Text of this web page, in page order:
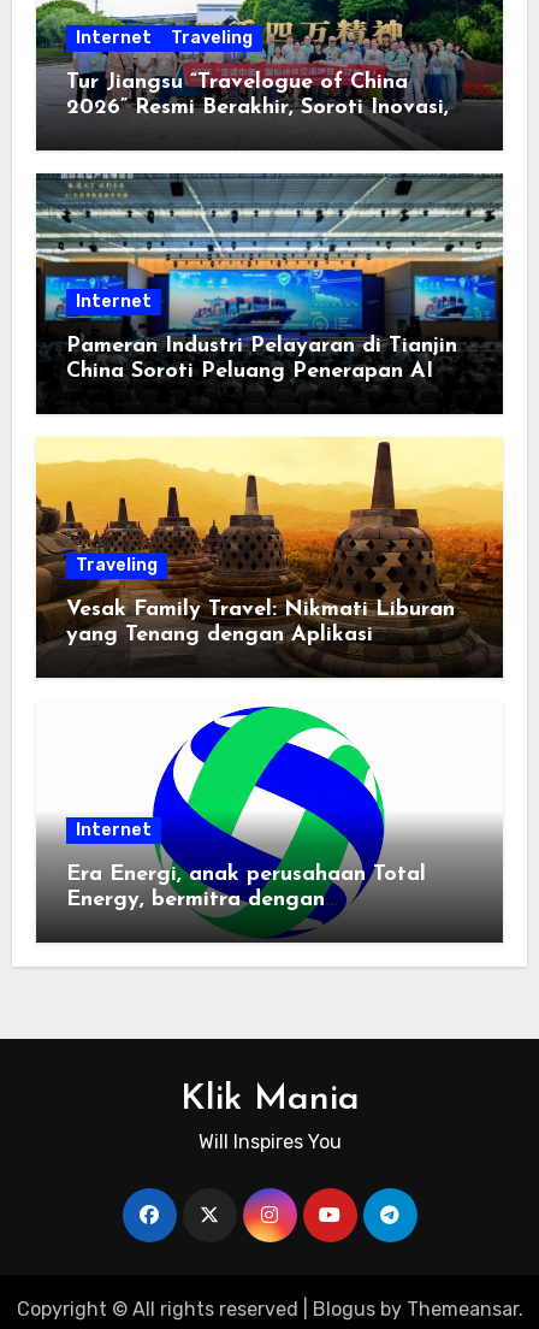
Internet Traveling
Tur Jiangsu “Travelogue of China
2026” Resmi Berakhir, Soroti Inovasi,
Keterbukaan, dan Pembangunan
Berorientasi pada Masyarakat
Internet
Pameran Industri Pelayaran di Tianjin
China Soroti Peluang Penerapan AI
Traveling
Vesak Family Travel: Nikmati Liburan
yang Tenang dengan Aplikasi
Pemindai PDF
Internet
Era Energi, anak perusahaan Total
Energy, bermitra dengan
Zhuochuangtong untuk mempercepat
transisi energi Indonesia — raksasa
Klik Mania
Will Inspires You
Copyright © All rights reserved Blogusby Themeansar.